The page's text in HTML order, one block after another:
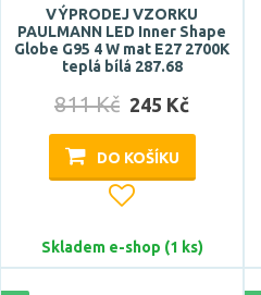
5 let
Značka
BRILONER
CENTURY
DECOLED
VÝPRODEJ VZORKU
PAULMANN LED Inner Shape
Globe G95 4 W mat E27 2700K
teplá bílá 287.68
811 Kč 245 Kč
DO KOŠÍKU
Skladem e-shop (1 ks)